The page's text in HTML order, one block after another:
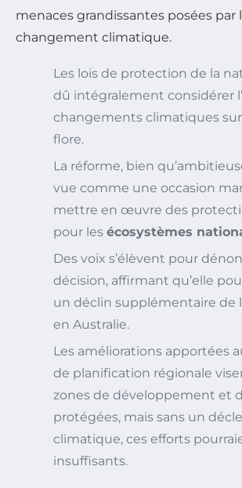
menaces grandissantes posées par
changement climatique.
Les lois de protection de la
dû intégralement considérer
changements climatiques
flore.
La réforme, bien
vue comme une occasion
mettre en œuvre des
pour les écosystèmes
Des voix s’élèvent pour
décision, affirmant qu’elle
un déclin supplémentaire de
en Australie.
Les améliorations apportées
de planification régionale
zones de développement et
protégées, mais sans un
climatique, ces efforts
insuffisants.